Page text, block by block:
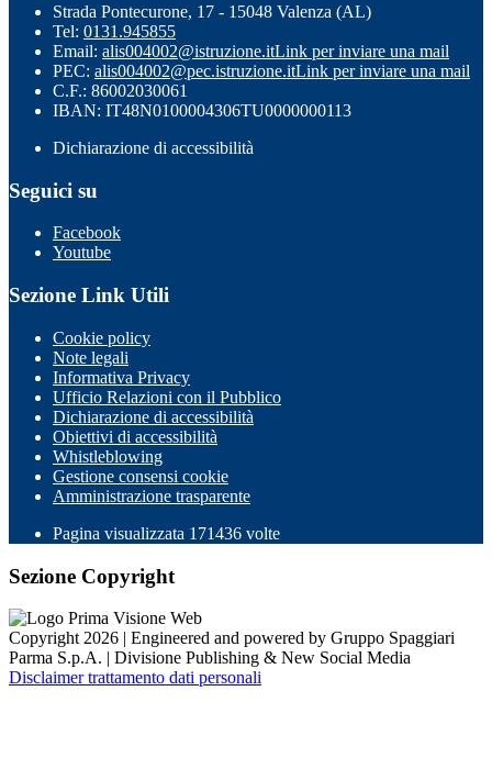
Strada Pontecurone, 17 - 15048 Valenza (AL)
Tel: 0131.945855
Email: alis004002@istruzione.itLink per inviare una mail
PEC: alis004002@pec.istruzione.itLink per inviare una mail
C.F.: 86002030061
IBAN: IT48N0100004306TU0000000113
Dichiarazione di accessibilità
Seguici su
Facebook
Youtube
Sezione Link Utili
Cookie policy
Note legali
Informativa Privacy
Ufficio Relazioni con il Pubblico
Dichiarazione di accessibilità
Obiettivi di accessibilità
Whistleblowing
Gestione consensi cookie
Amministrazione trasparente
Pagina visualizzata 171436 volte
Sezione Copyright
Copyright 2026 | Engineered and powered by Gruppo Spaggiari
Parma S.p.A. | Divisione Publishing & New Social Media
Disclaimer trattamento dati personali